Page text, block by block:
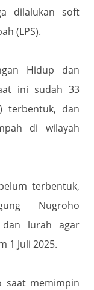
dilalukan soft
(LPS).
Hidup dan
ini sudah 33
terbentuk, dan
di wilayah
terbentuk,
Nugroho
dan lurah agar
1 Juli 2025.
saat memimpin